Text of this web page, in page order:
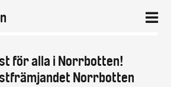
för alla i Norrbotten!
Norrbotten
2